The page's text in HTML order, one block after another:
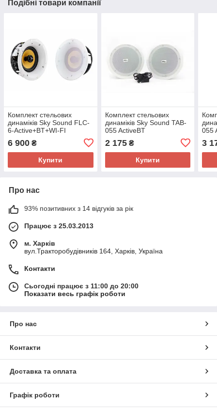
Подібні товари компанії
Комплект стельових
динаміків Sky Sound FLC-
6-Active+BT+WI-FI
6 900 ₴
Купити
Комплект стельових
динаміків Sky Sound TAB-
055 ActiveBT
2 175₴
Купити
055
3
Про нас
93% позитивних з 14 відгуків за рік
Працює з 25.03.2013
м. Харків
вул.Тракторобудівників 164, Харків, Україна
Контакти
Сьогодні працює з 11:00 до 20:00
Показати весь графік роботи
Про нас
Контакти
Доставка та оплата
Графік роботи